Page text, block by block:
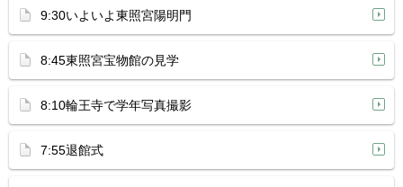
9:30いよいよ東照宮陽明門
8:45東照宮宝物館の見学
8:10輪王寺で学年写真撮影
7:55退館式